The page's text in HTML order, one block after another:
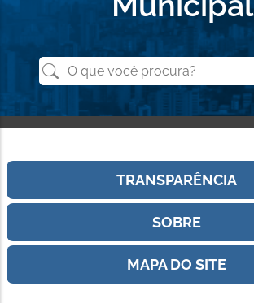
Buscar
da
Transparência
TRANSPARÊNCIA
SOBRE
MAPA DO SITE